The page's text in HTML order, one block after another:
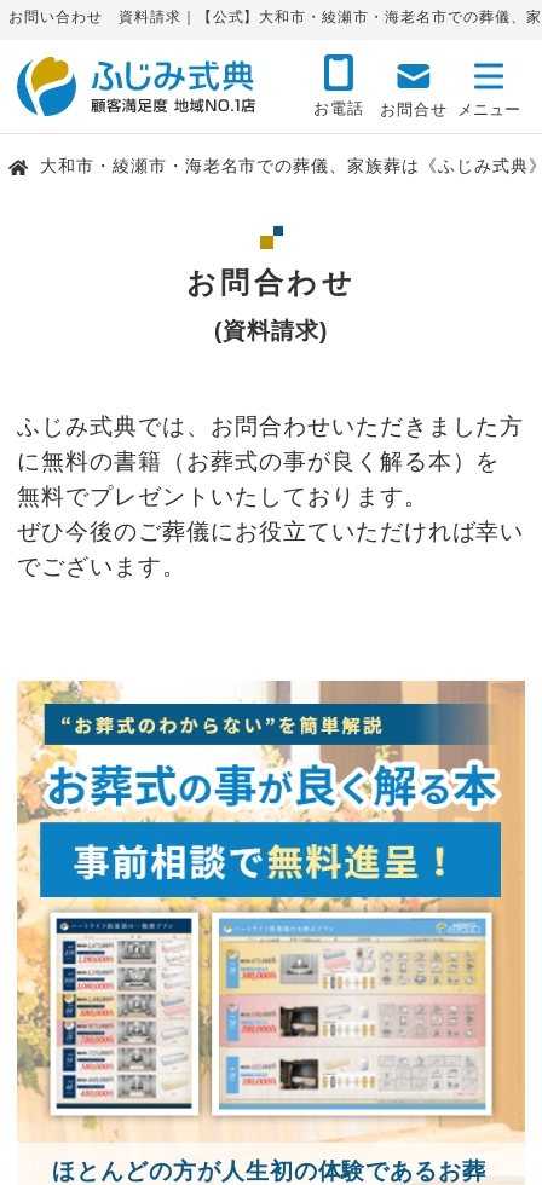
お問い合わせ 資料請求｜【公式】大和市・綾瀬市・海老名市での葬儀、
お電話 お問合せ
大和市・綾瀬市・海老名市での葬儀、家族葬は《ふじみ式典
お問合わせ
(資料請求)
ふじみ式典では、お問合わせいただきました方
に無料の書籍（お葬式の事が良く解る本）を
無料でプレゼントいたしております。
ぜひ今後のご葬儀にお役立ていただければ幸い
でございます。
ほとんどの方が人生初の体験であるお葬